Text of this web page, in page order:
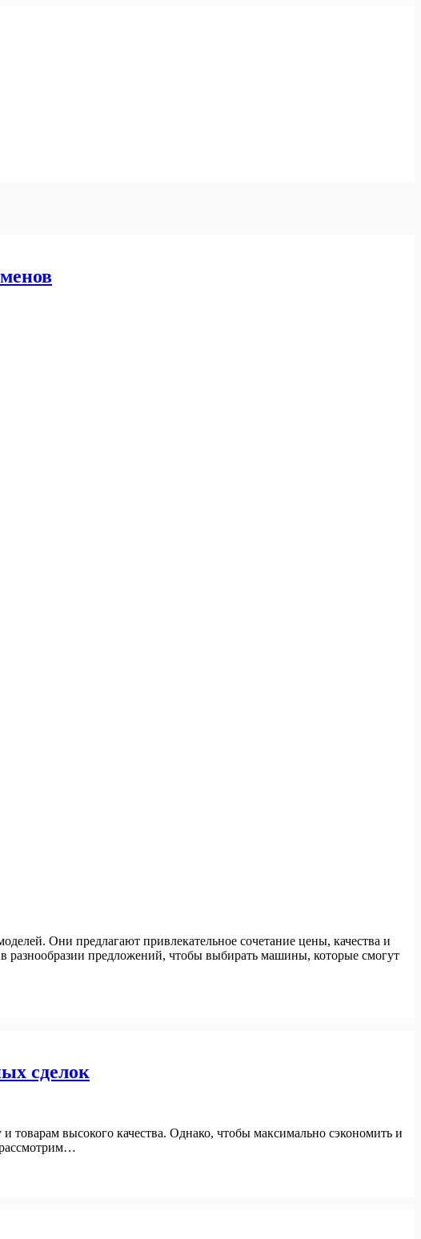
Они предлагают привлекательное сочетание цены, качества и
разнообразии предложений, чтобы выбирать машины, которые смогут
сделок
товарам высокого качества. Однако, чтобы максимально сэкономить и